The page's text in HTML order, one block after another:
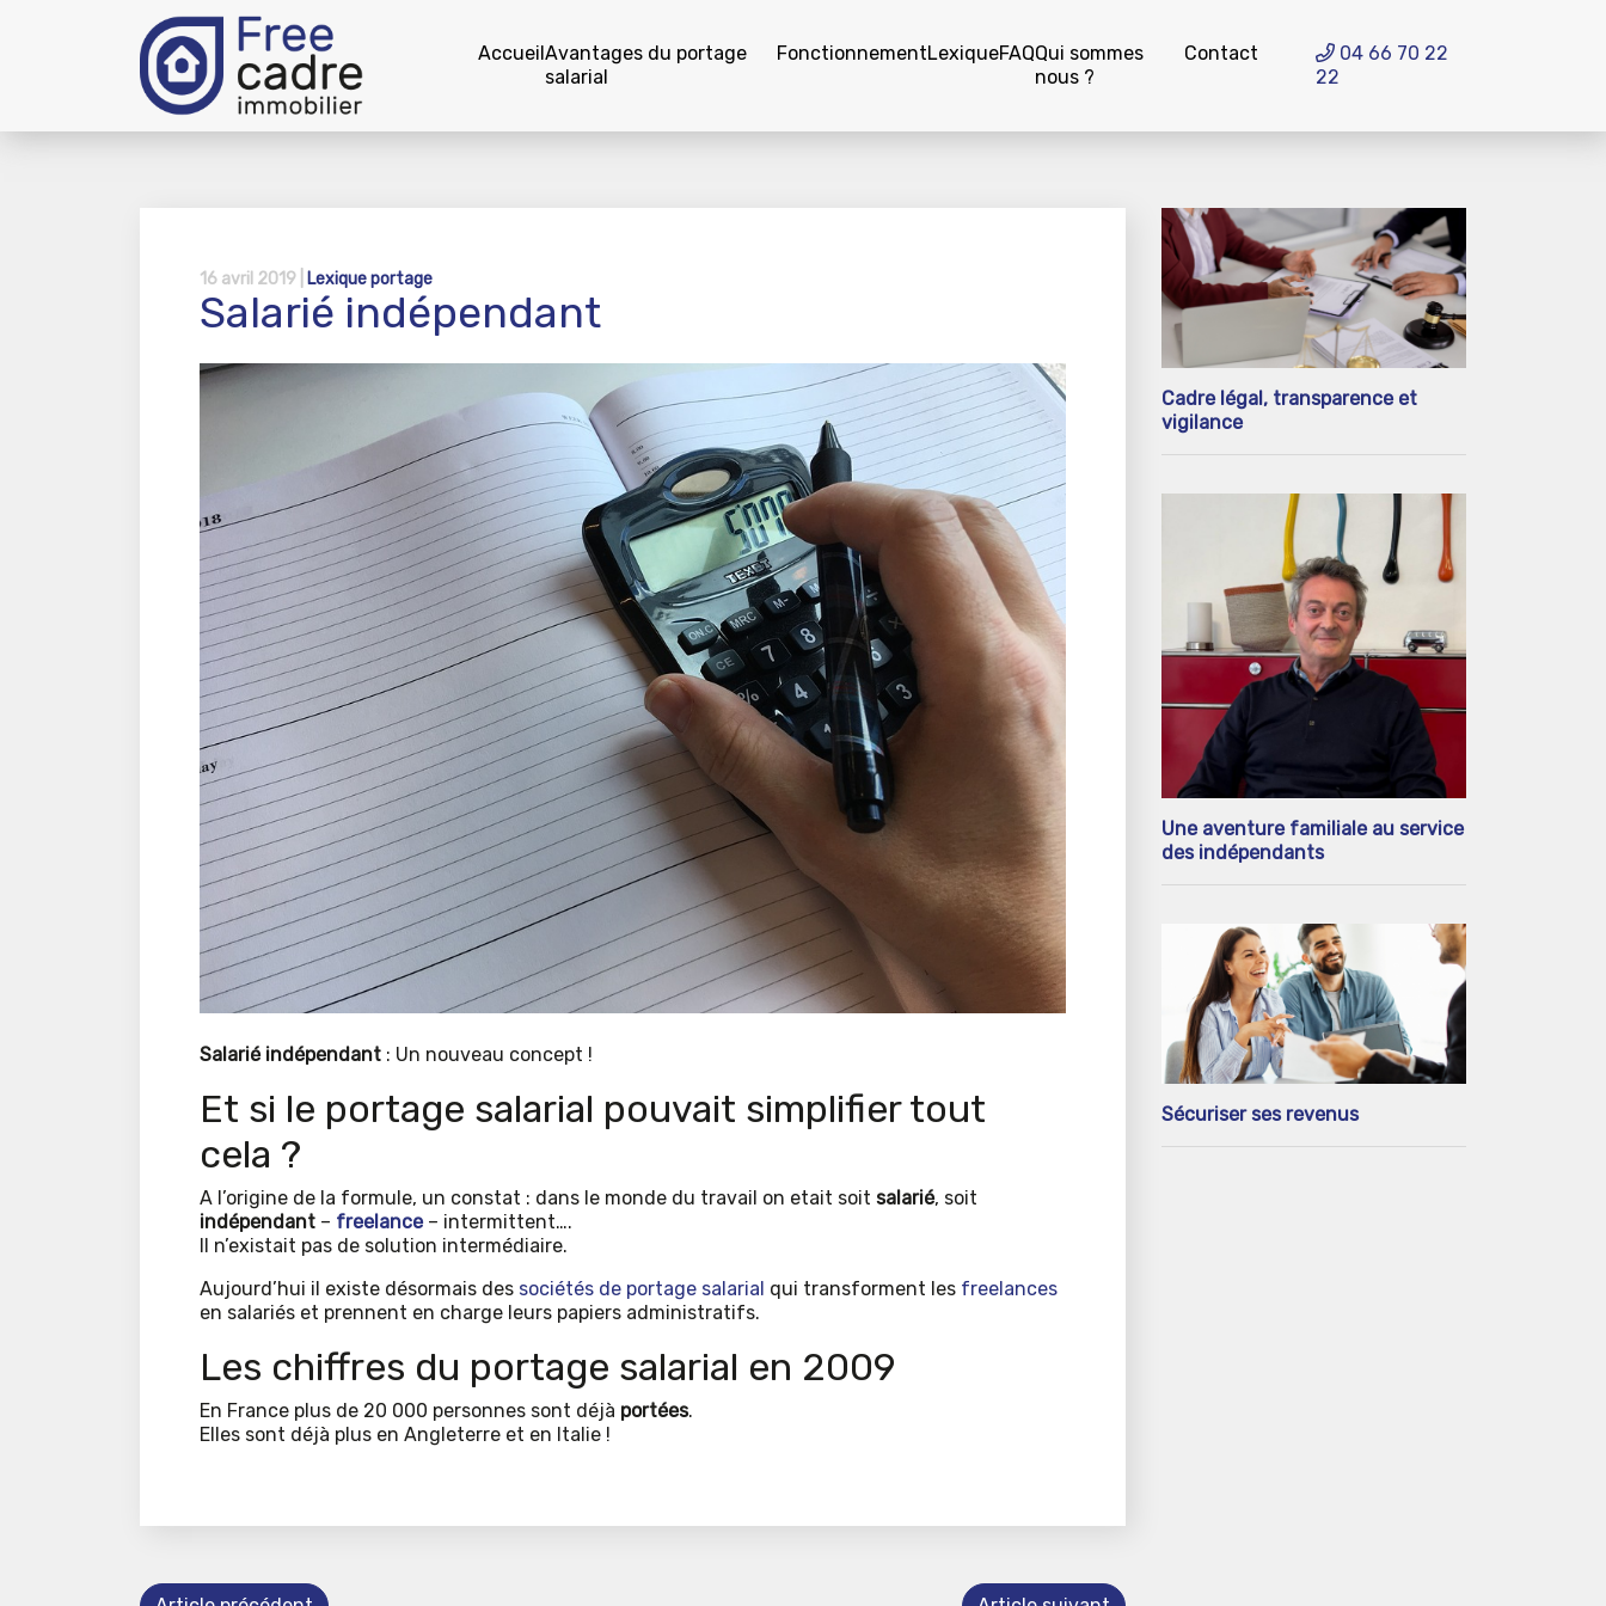
AccueilAvantages du portage
salarial
FonctionnementLexiqueFAQQui sommes
nous ?
Contact
04 66 70 22
22
16 avril 2019 | Lexique portage
Salarié indépendant
Salarié indépendant : Un nouveau concept !
Et si le portage salarial pouvait simplifier tout
cela ?
A l’origine de la formule, un constat : dans le monde du travail on etait soit salarié, soit
indépendant – freelance– intermittent….
Il n’existait pas de solution intermédiaire.
Aujourd’hui il existe désormais des sociétés de portage salarial qui transforment les freelances
en salariés et prennent en charge leurs papiers administratifs.
Les chiffres du portage salarial en 2009
En France plus de 20 000 personnes sont déjà portées.
Elles sont déjà plus en Angleterre et en Italie !
Cadre légal, transparence et
vigilance
Une aventure familiale au service
des indépendants
Sécuriser ses revenus